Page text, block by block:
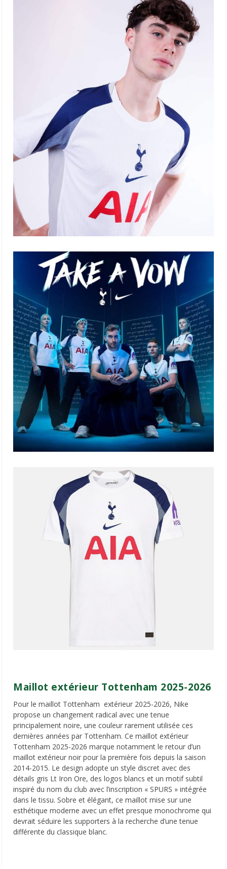
Maillot extérieur Tottenham 2025-2026
Pour le maillot Tottenham extérieur 2025-2026, Nike
propose un changement radical avec une tenue
principalement noire, une couleur rarement utilisée ces
dernières années par Tottenham. Ce maillot extérieur
Tottenham 2025-2026 marque notamment le retour d’un
maillot extérieur noir pour la première fois depuis la saison
2014-2015. Le design adopte un style discret avec des
détails gris Lt Iron Ore, des logos blancs et un motif subtil
inspiré du nom du club avec l’inscription « SPURS » intégrée
dans le tissu. Sobre et élégant, ce maillot mise sur une
esthétique moderne avec un effet presque monochrome qui
devrait séduire les supporters à la recherche d’une tenue
différente du classique blanc.